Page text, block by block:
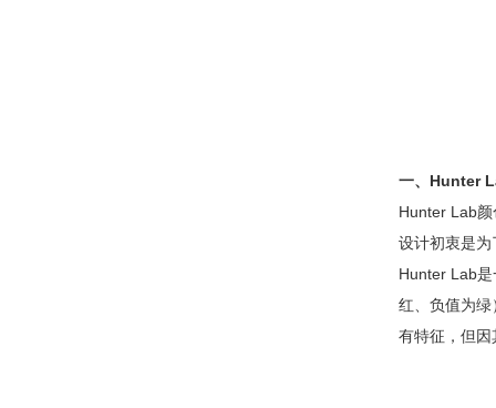
一、Hunter
Hunter Lab
设计初衷是
Hunter Lab
红、负值为
有特征，但